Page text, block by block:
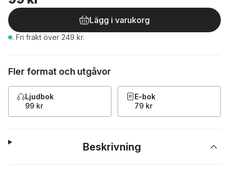
Lägg i varukorg
. Fri frakt över 249 kr.
Fler format och utgåvor
Ljudbok
99 kr
E-bok
79 kr
Beskrivning